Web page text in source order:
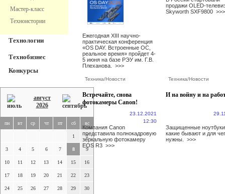
Мастер-класс
Техноистории
Технологии
Технобизнес
Конкурсы
август
2026
пн вт ср чт пт сб вс
1 2
3 4 5 6 7 8 9
10 11 12 13 14 15 16
17 18 19 20 21 22 23
24 25 26 27 28 29 30
Ежегодная XIII научно-
практическая конференция
«OS DAY. Встроенные ОС,
реальное время» пройдет 4-
5 июня на базе РЭУ им. Г.В.
Плеханова. >>>
продажи OLED-
Skyworth SXF9800 >>>
Техника/Новости
Встречайте, снова
фотокамеры Canon!
23.12.2021
12:30
Компания Canon
представила полнокадровую
зеркальную фотокамеру
EOS R3 >>>
Техника/Новости
И на войну и на
Защищенные
какие бывают и для
нужны. >>>